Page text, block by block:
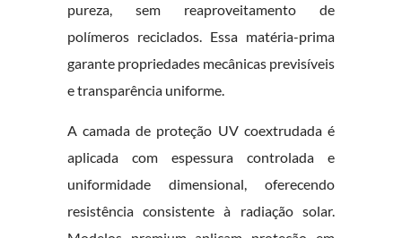
pureza, sem reaproveitamento de
polímeros reciclados. Essa matéria-prima
garante propriedades mecânicas previsíveis
e transparência uniforme.
A camada de proteção UV coextrudada é
aplicada com espessura controlada e
uniformidade dimensional, oferecendo
resistência consistente à radiação solar.